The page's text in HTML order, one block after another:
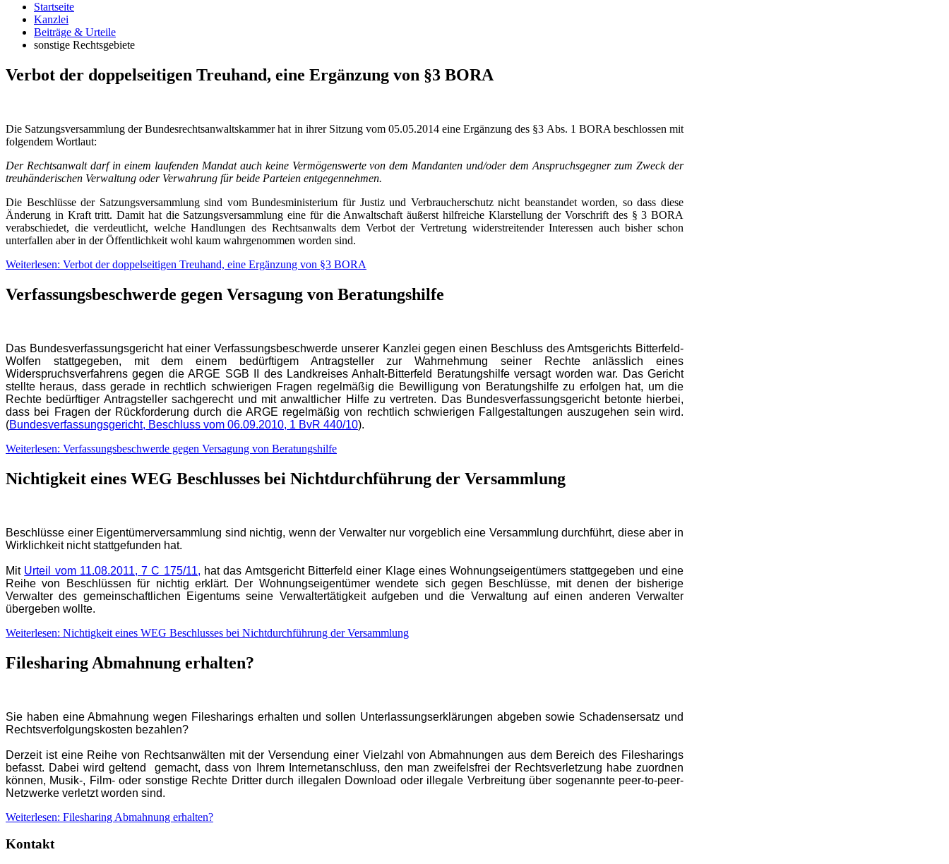
Startseite
Kanzlei
Beiträge & Urteile
sonstige Rechtsgebiete
Verbot der doppelseitigen Treuhand, eine Ergänzung von §3 BORA
Die Satzungsversammlung der Bundesrechtsanwaltskammer hat in ihrer Sitzung vom 05.05.2014 eine Ergänzung des §3 Abs. 1 BORA beschlossen mit
folgendem Wortlaut:
Der Rechtsanwalt darf in einem laufenden Mandat auch keine Vermögenswerte von dem Mandanten und/oder dem Anspruchsgegner zum Zweck der
treuhänderischen Verwaltung oder Verwahrung für beide Parteien entgegennehmen.
Die Beschlüsse der Satzungsversammlung sind vom Bundesministerium für Justiz und Verbraucherschutz nicht beanstandet worden, so dass diese
Änderung in Kraft tritt. Damit hat die Satzungsversammlung eine für die Anwaltschaft äußerst hilfreiche Klarstellung der Vorschrift des § 3 BORA
verabschiedet, die verdeutlicht, welche Handlungen des Rechtsanwalts dem Verbot der Vertretung widerstreitender Interessen auch bisher schon
unterfallen aber in der Öffentlichkeit wohl kaum wahrgenommen worden sind.
Weiterlesen: Verbot der doppelseitigen Treuhand, eine Ergänzung von §3 BORA
Verfassungsbeschwerde gegen Versagung von Beratungshilfe
Das Bundesverfassungsgericht hat einer Verfassungsbeschwerde unserer Kanzlei gegen einen Beschluss des Amtsgerichts Bitterfeld-
Wolfen stattgegeben, mit dem einem bedürftigem Antragsteller zur Wahrnehmung seiner Rechte anlässlich eines
Widerspruchsverfahrens gegen die ARGE SGB II des Landkreises Anhalt-Bitterfeld Beratungshilfe versagt worden war. Das Gericht
stellte heraus, dass gerade in rechtlich schwierigen Fragen regelmäßig die Bewilligung von Beratungshilfe zu erfolgen hat, um die
Rechte bedürftiger Antragsteller sachgerecht und mit anwaltlicher Hilfe zu vertreten. Das Bundesverfassungsgericht betonte hierbei,
dass bei Fragen der Rückforderung durch die ARGE regelmäßig von rechtlich schwierigen Fallgestaltungen auszugehen sein wird.
(Bundesverfassungsgericht, Beschluss vom 06.09.2010, 1 BvR 440/10).
Weiterlesen: Verfassungsbeschwerde gegen Versagung von Beratungshilfe
Nichtigkeit eines WEG Beschlusses bei Nichtdurchführung der Versammlung
Beschlüsse einer Eigentümerversammlung sind nichtig, wenn der Verwalter nur vorgeblich eine Versammlung durchführt, diese aber in
Wirklichkeit nicht stattgefunden hat.
Mit Urteil vom 11.08.2011, 7 C 175/11, hat das Amtsgericht Bitterfeld einer Klage eines Wohnungseigentümers stattgegeben und eine
Reihe von Beschlüssen für nichtig erklärt. Der Wohnungseigentümer wendete sich gegen Beschlüsse, mit denen der bisherige
Verwalter des gemeinschaftlichen Eigentums seine Verwaltertätigkeit aufgeben und die Verwaltung auf einen anderen Verwalter
übergeben wollte.
Weiterlesen: Nichtigkeit eines WEG Beschlusses bei Nichtdurchführung der Versammlung
Filesharing Abmahnung erhalten?
Sie haben eine Abmahnung wegen Filesharings erhalten und sollen Unterlassungserklärungen abgeben sowie Schadensersatz und
Rechtsverfolgungskosten bezahlen?
Derzeit ist eine Reihe von Rechtsanwälten mit der Versendung einer Vielzahl von Abmahnungen aus dem Bereich des Filesharings
befasst. Dabei wird geltend gemacht, dass von Ihrem Internetanschluss, den man zweifelsfrei der Rechtsverletzung habe zuordnen
können, Musik-, Film- oder sonstige Rechte Dritter durch illegalen Download oder illegale Verbreitung über sogenannte peer-to-peer-
Netzwerke verletzt worden sind.
Weiterlesen: Filesharing Abmahnung erhalten?
Kontakt